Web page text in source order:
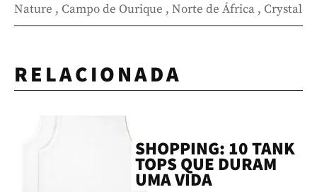
Nature , Campo de Ourique , Norte de África , Crystal
RELACIONADA
SHOPPING: 10 TANK
TOPS QUE DURAM
UMA VIDA